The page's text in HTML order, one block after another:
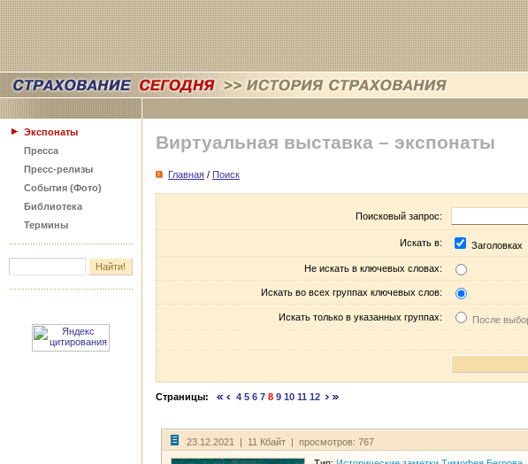
Экспонаты
Пресса
Пресс-релизы
События (Фото)
Библиотека
Термины
Виртуальная выставка – экспонаты
Главная / Поиск
Поисковый запрос:
Искать в: Заголовках
Не искать в ключевых словах:
Искать во всех группах ключевых слов:
Искать только в указанных группах: После
Страницы: 4 5 6 7 8 9 10 11 12
23.12.2021 | 11 Кбайт | просмотров: 767